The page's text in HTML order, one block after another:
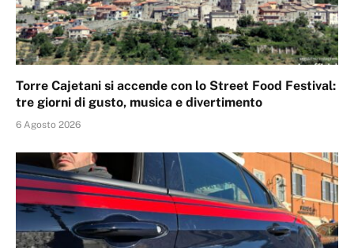
Torre Cajetani si accende con lo Street Food Festival:
tre giorni di gusto, musica e divertimento
6 Agosto 2026